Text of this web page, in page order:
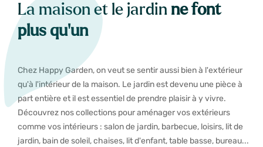
La maison et le jardin ne font
plus qu'un
Chez Happy Garden, on veut se sentir aussi bien à l'extérieur
qu'à l'intérieur de la maison. Le jardin est devenu une pièce à
part entière et il est essentiel de prendre plaisir à y vivre.
Découvrez nos collections pour aménager vos extérieurs
comme vos intérieurs : salon de jardin, barbecue, loisirs, lit de
jardin, bain de soleil, chaises, lit d'enfant, table basse, bureau...